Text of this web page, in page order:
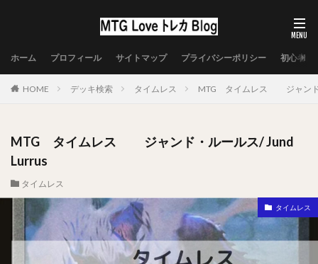
ホーム プロフィール サイトマップ プライバシーポリシー 初心者向
HOME デッキ検索 タイムレス MTG タイムレス ジャンド
MTG タイムレス ジャンド・ルールス/ Jund
Lurrus
タイムレス
タイムレス